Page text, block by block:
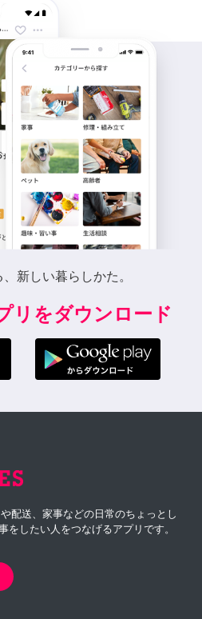
新しい暮らしかた。
リをダウンロード
配送、家事などの日常のちょっとし
をしたい人をつなげるアプリです。